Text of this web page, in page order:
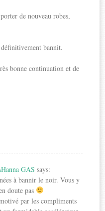
de nouveau robes,
bannit.
bonne continuation et de
Hanna GAS says:
à bannir le noir. Vous y
doute pas
par les compliments